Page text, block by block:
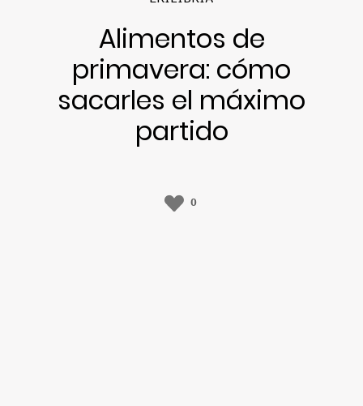
Alimentos de
primavera: cómo
sacarles el máximo
partido
0